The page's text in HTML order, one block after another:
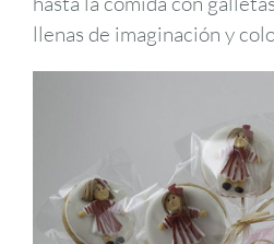
llenas de imaginación y